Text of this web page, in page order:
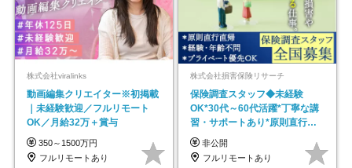
株式会社viralinks
動画編集クリエイター※初掲載
｜未経験歓迎／フルリモート
OK／月給32万＋賞与
350～1500万円
フルリモートあり
株式会社損害保険リサーチ
保険調査スタッフ◆未経験
OK*30代～60代活躍*丁寧な講
習・サポートあり*原則直行直
帰／全国募集・業務委託
非公開
フルリモートあり